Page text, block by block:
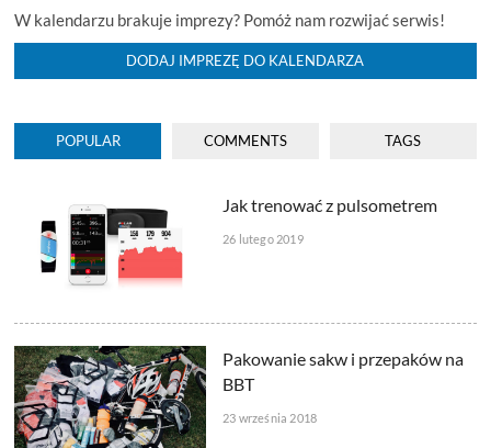
W kalendarzu brakuje imprezy? Pomóż nam rozwijać serwis!
DODAJ IMPREZĘ DO KALENDARZA
POPULAR COMMENTS TAGS
Jak trenować z pulsometrem
26 lutego 2019
Pakowanie sakw i przepaków na
BBT
23 września 2018